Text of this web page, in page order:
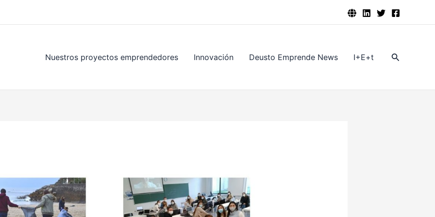
Nuestros proyectos emprendedores Innovación Deusto Emprende News I+E+t Buscar